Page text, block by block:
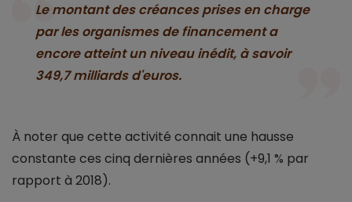
Le montant des créances prises en charge
par les organismes de financement a
encore atteint un niveau inédit, à savoir
349,7 milliards d'euros.
À noter que cette activité connait une hausse
constante ces cinq dernières années (+9,1 % par
rapport à 2018).